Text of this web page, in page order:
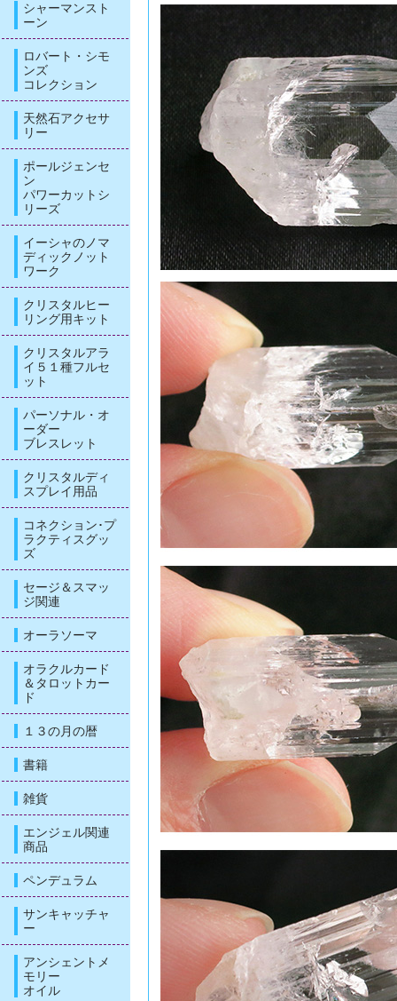
シャーマンスト
ーン
ロバート・シモ
ンズ
コレクション
天然石アクセサ
リー
ポールジェンセ
ン
パワーカットシ
リーズ
イーシャのノマ
ディックノット
ワーク
クリスタルヒー
リング用キット
クリスタルアラ
イ５１種フルセ
ット
パーソナル・オ
ーダー
ブレスレット
クリスタルディ
スプレイ用品
コネクション･プ
ラクティスグッ
ズ
セージ＆スマッ
ジ関連
オーラソーマ
オラクルカード
＆タロットカー
ド
１３の月の暦
書籍
雑貨
エンジェル関連
商品
ペンデュラム
サンキャッチャ
ー
アンシェントメ
モリー
オイル